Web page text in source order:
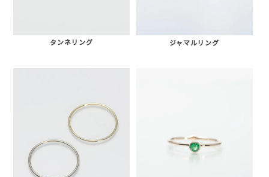
タンネリング ジャマルリング